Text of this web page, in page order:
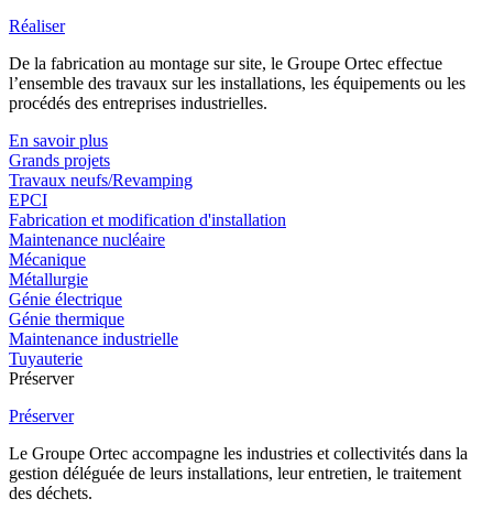
Réaliser
De la fabrication au montage sur site, le Groupe Ortec effectue
l’ensemble des travaux sur les installations, les équipements ou les
procédés des entreprises industrielles.
En savoir plus
Grands projets
Travaux neufs/Revamping
EPCI
Fabrication et modification d'installation
Maintenance nucléaire
Mécanique
Métallurgie
Génie électrique
Génie thermique
Maintenance industrielle
Tuyauterie
Préserver
Préserver
Le Groupe Ortec accompagne les industries et collectivités dans la
gestion déléguée de leurs installations, leur entretien, le traitement
des déchets.